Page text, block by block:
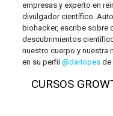
empresas y experto en
divulgador científico.
biohacker, escribe sobre
descubrimientos
nuestro cuerpo y nuestra
en su perfil @dariopesde
CURSOS